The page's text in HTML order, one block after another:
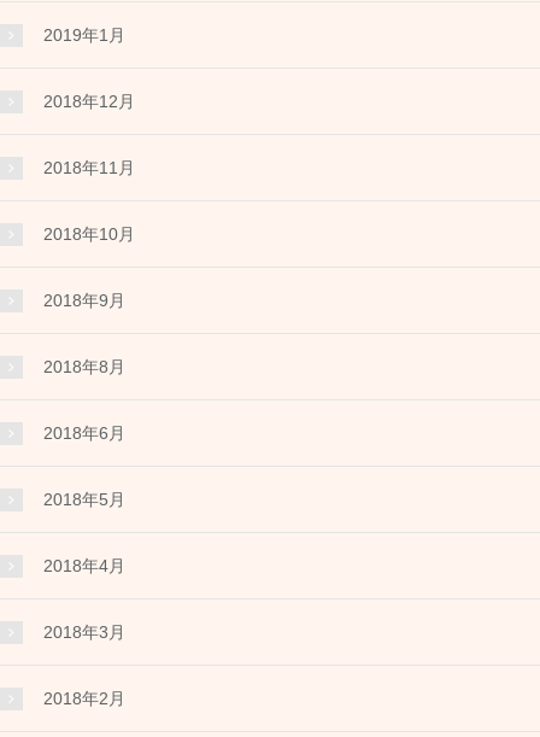
2019年1月
2018年12月
2018年11月
2018年10月
2018年9月
2018年8月
2018年6月
2018年5月
2018年4月
2018年3月
2018年2月